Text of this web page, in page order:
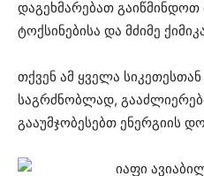
დაგეხმარებათ გაიწმინდოთ
ტოქსინებისა და მძიმე
თქვენ ამ ყველა
საგრძნობლად,
გააუმჯობესებთ ენერგიის